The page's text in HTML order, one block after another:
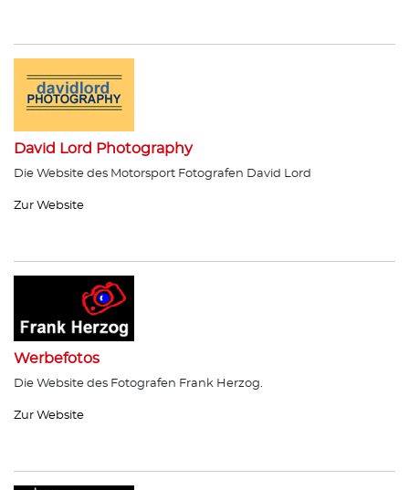
David Lord Photography
Die Website des Motorsport Fotografen David Lord
Zur Website
Werbefotos
Die Website des Fotografen Frank Herzog.
Zur Website